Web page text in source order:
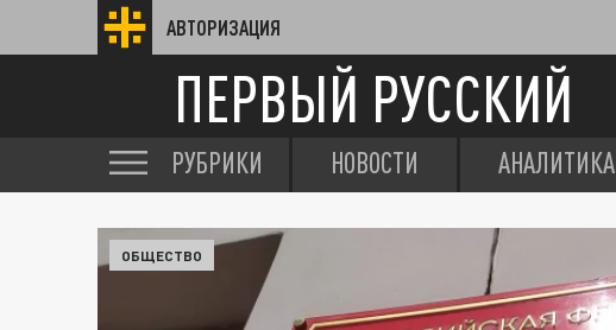
АВТОРИЗАЦИЯ
ПЕРВЫЙ РУССКИЙ
РУБРИКИ НОВОСТИ АНАЛИТИКА
ОБЩЕСТВО